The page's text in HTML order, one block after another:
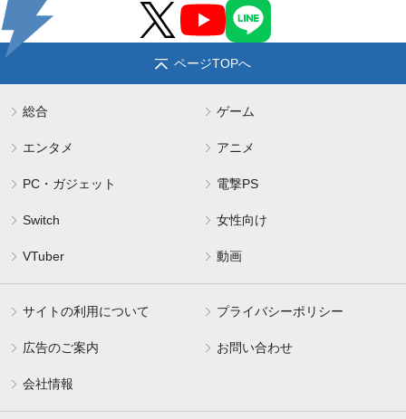
ページTOPへ
総合 ゲーム
エンタメ アニメ
PC・ガジェット 電撃PS
Switch 女性向け
VTuber 動画
サイトの利用について プライバシーポリシー
広告のご案内 お問い合わせ
会社情報